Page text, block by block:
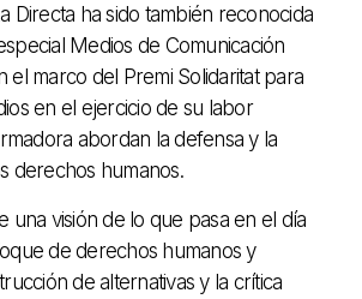
Directa ha sido también reconocida
Medios de Comunicación
el marco del Premi Solidaritat para
en el ejercicio de su labor
abordan la defensa y la
derechos humanos.
una visión de lo que pasa en el día
de derechos humanos y
de alternativas y la crítica